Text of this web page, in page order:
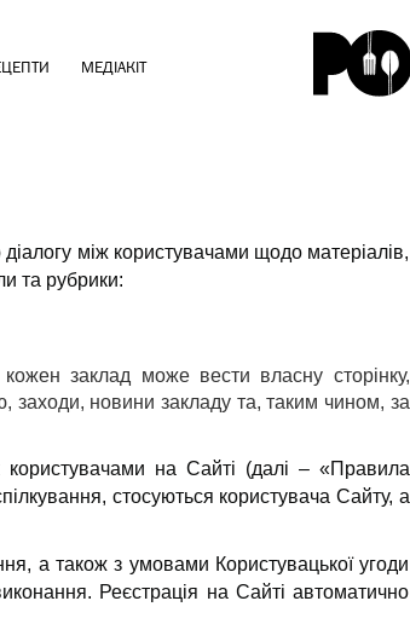
МЕДІАКІТ
між користувачами щодо матеріалів,
та рубрики:
заклад може вести власну сторінку,
заходи, новини закладу та, таким чином, за
на Сайті (далі – «Правила
стосуються користувача Сайту, а
а також з умовами Користувацької угоди
Реєстрація на Сайті автоматично